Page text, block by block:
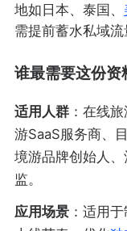
地如日本、泰国、
需提前蓄水私域流
谁最需要这份资
适用人群：在线
游SaaS服务商、
境游品牌创始人
监。
应用场景：适用